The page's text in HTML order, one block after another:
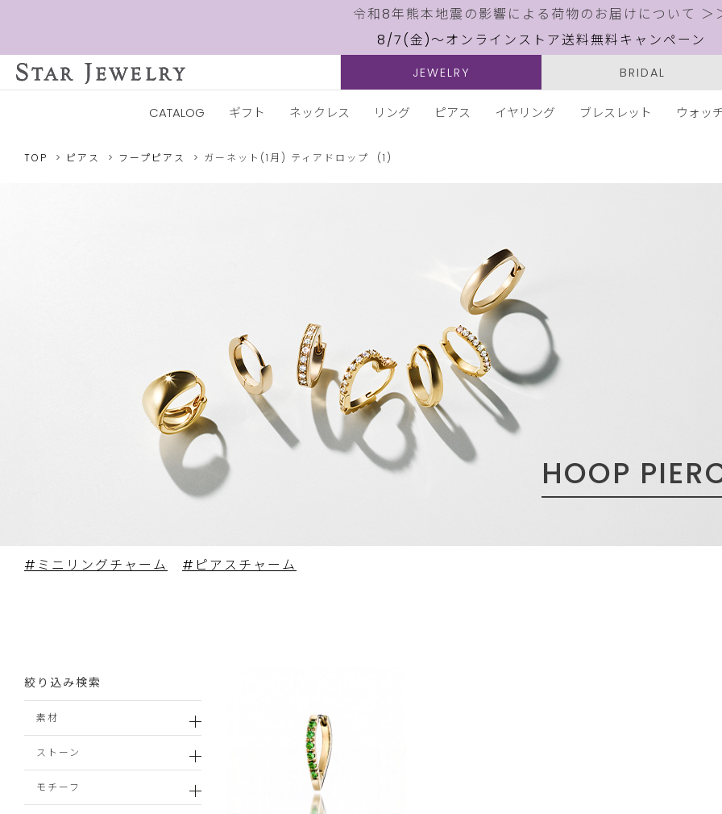
令和8年熊本地震の影響による荷物のお届けについて ＞
8/7(金)～オンラインストア送料無料キャンペーン
JEWELRY BRIDAL
CATALOG ギフト ネックレス リング ピアス イヤリング ブレスレット ウォッ
TOP ピアス フープピアス ガーネット(1月) ティアドロップ (1)
HOOP
#ミニリングチャーム #ピアスチャーム
絞り込み検索
素材
ストーン
モチーフ